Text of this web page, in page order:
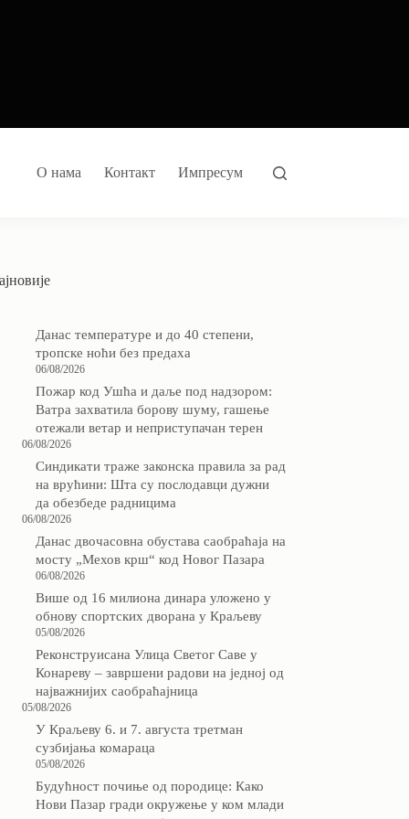
О нама Контакт Импресум
Данас температуре и до 40 степени,
тропске ноћи без предаха
06/08/2026
Пожар код Ушћа и даље под надзором:
Ватра захватила борову шуму, гашење
отежали ветар и неприступачан терен
06/08/2026
Синдикати траже законска правила за рад
на врућини: Шта су послодавци дужни
да обезбеде радницима
06/08/2026
Данас двочасовна обустава саобраћаја на
мосту „Мехов крш“ код Новог Пазара
06/08/2026
Више од 16 милиона динара уложено у
обнову спортских дворана у Краљеву
05/08/2026
Реконструисана Улица Светог Саве у
Конареву – завршени радови на једној од
најважнијих саобраћајница
05/08/2026
У Краљеву 6. и 7. августа третман
сузбијања комараца
05/08/2026
Будућност почиње од породице: Како
Нови Пазар гради окружење у ком млади